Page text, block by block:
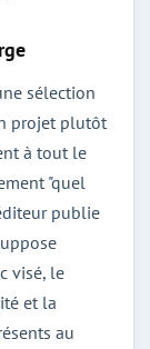
sélection
projet plutôt
à tout le
"quel
publie
visé, le
et la
au